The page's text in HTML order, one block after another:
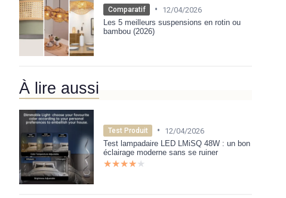
Comparatif •
12/04/2026
Les 5 meilleurs suspensions en rotin ou
bambou (2026)
À lire aussi
Test Produit •
12/04/2026
Test lampadaire LED LMiSQ 48W : un bon
éclairage moderne sans se ruiner
★★★★★
★★★★★